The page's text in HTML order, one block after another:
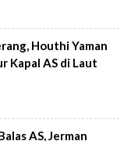
Houthi Yaman
Kapal AS di Laut
AS, Jerman